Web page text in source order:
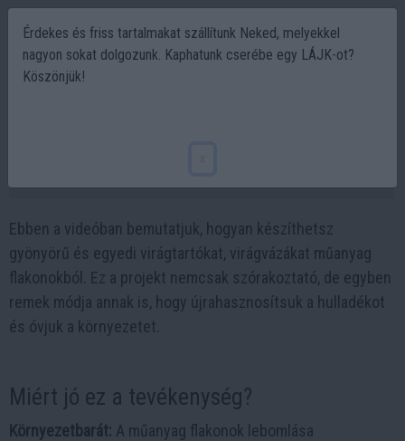
Ebben a videóban bemutatjuk, hogyan készíthetsz
gyönyörű és egyedi virágtartókat, virágvázákat műanyag
flakonokból. Ez a projekt nemcsak szórakoztató, de egyben
remek módja annak is, hogy újrahasznosítsuk a hulladékot
és óvjuk a környezetet.
Miért jó ez a tevékenység?
Környezetbarát: A műanyag flakonok lebomlása
Érdekes és friss tartalmakat szállítunk Neked, melyekkel
nagyon sokat dolgozunk. Kaphatunk cserébe egy LÁJK-ot?
Köszönjük!